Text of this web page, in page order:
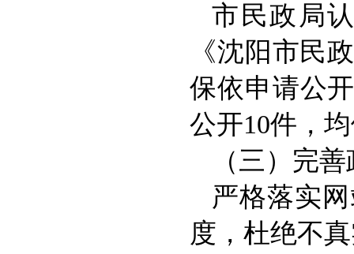
市民政局
《沈阳市民
保依申请公
公开10件，
（三）完
严格落实
度，杜绝不